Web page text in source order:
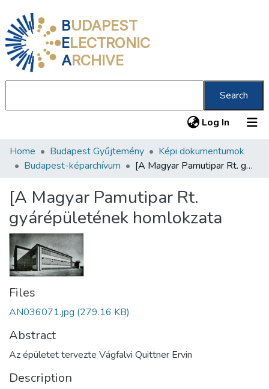
BUDAPEST
ELECTRONIC
ARCHIVE
Search
Log In (current)
Communities & Collections
Statistics
About us
Home Budapest Gyűjtemény
Képi dokumentumok
Budapest-képarchívum
[A Magyar Pamutipar Rt. gyárépületének homlokzata
[A Magyar Pamutipar Rt.
gyárépületének homlokzata
Files
AN036071.jpg (279.16 KB)
Abstract
Az épületet tervezte Vágfalvi Quittner Ervin
Description